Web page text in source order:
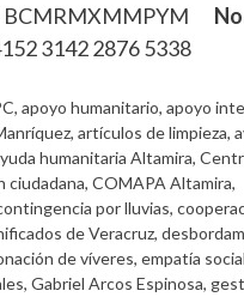
BCMRMXMMPYM
3142 2876 5338
, apoyo humanitario, apoyo
, artículos de limpieza,
humanitaria Altamira,
ciudadana, COMAPA Altamira,
por lluvias,
de Veracruz,
de víveres, empatía social
, Gabriel Arcos Espinosa,